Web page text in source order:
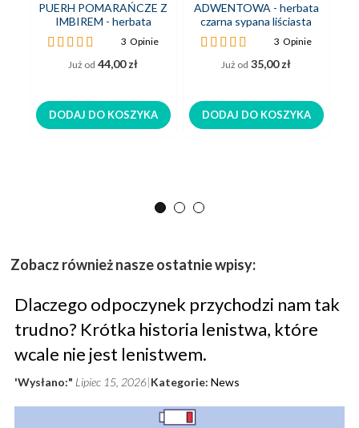
PUERH POMARAŃCZE Z
IMBIREM - herbata
czerwona pu-erh sypana
liściasta
Ocena:
3Opinie
Już od 44,00 zł
DODAJ DO KOSZYKA
ADWENTOWA - herbata
czarna sypana liściasta
Ocena:
3Opinie
Już od 35,00 zł
DODAJ DO KOSZYKA
Zobacz również nasze ostatnie wpisy:
Dlaczego odpoczynek przychodzi nam tak
trudno? Krótka historia lenistwa, które
wcale nie jest lenistwem.
'Wysłano:" Lipiec 15, 2026 Kategorie: News